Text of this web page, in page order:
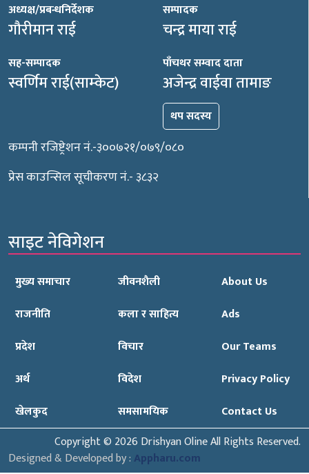
अध्यक्ष/प्रबन्धनिर्देशक
गौरीमान राई
सम्पादक
चन्द्र माया राई
सह-सम्पादक
स्वर्णिम राई(साम्केट)
पाँचथर सम्वाद दाता
अजेन्द्र वाईवा तामाङ
थप सदस्य
कम्पनी रजिष्ट्रेशन नं.-३००७२१/०७९/०८०
प्रेस काउन्सिल सूचीकरण नं.- ३८३२
साइट नेविगेशन
मुख्य समाचार
राजनीति
प्रदेश
अर्थ
खेलकुद
जीवनशैली
कला र साहित्य
विचार
विदेश
समसामयिक
About Us
Ads
Our Teams
Privacy Policy
Contact Us
Copyright © 2026 Drishyan Oline All Rights Reserved.
Designed & Developed by : Appharu.com